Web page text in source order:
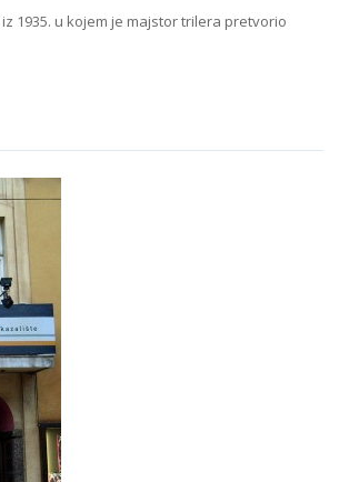
1935. u kojem je majstor trilera pretvorio